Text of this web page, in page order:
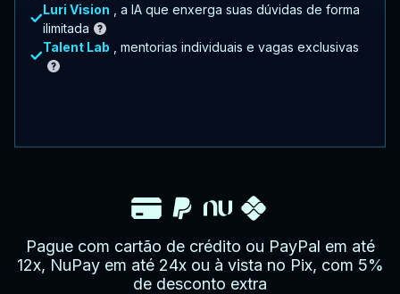
Luri Vision
, a IA que enxerga suas dúvidas de forma
ilimitada
Talent Lab
, mentorias individuais e vagas exclusivas
Pague com cartão de crédito ou PayPal em até
12x, NuPay em até 24x ou à vista no Pix, com 5%
de desconto extra